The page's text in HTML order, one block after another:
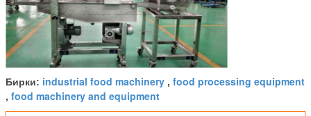
Бирки: industrial food machinery , food processing equipment
, food machinery and equipment